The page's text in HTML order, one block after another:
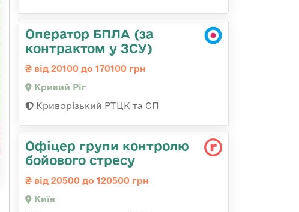
Оператор БПЛА (за
контрактом у ЗСУ)
від 20100 до 170100 грн
Кривий Ріг
Криворізький РТЦК та СП
Офіцер групи контролю
бойового стресу
від 20500 до 120500 грн
Київ